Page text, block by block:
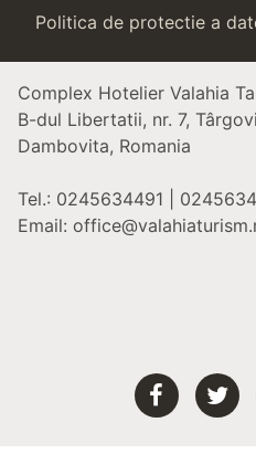
Politica de protectie a
Complex Hotelier Valahia
B-dul Libertatii, nr. 7,
Dambovita, Romania
Tel.: 0245634491 |
Email: